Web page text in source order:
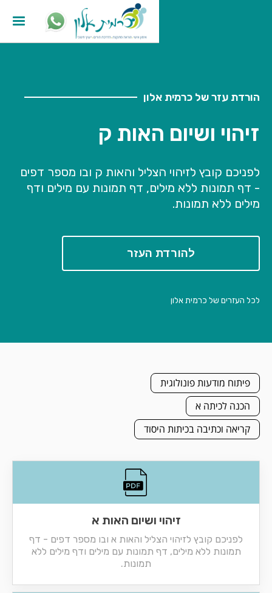
הורדת עזר של כרמית אלון
זיהוי ושיום האות ק
לפניכם קובץ לזיהוי הצליל והאות ק ובו מספר דפים
- דף תמונות ללא מילים, דף תמונות עם מילים ודף
מילים ללא תמונות.
להורדת העזר
לכל העזרים של כרמית אלון
פיתוח מודעות פונולוגית
הכנה לכיתה א
קריאה וכתיבה בכיתות היסוד
זיהוי ושיום האות א
לפניכם קובץ לזיהוי הצליל והאות א ובו מספר דפים - דף
תמונות ללא מילים, דף תמונות עם מילים ודף מילים ללא
תמונות.